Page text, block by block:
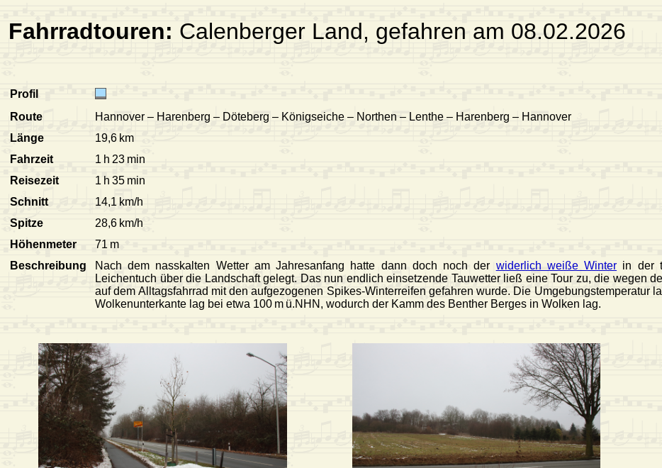
Fahrradtouren: Calenberger Land, gefahren am 08.02.2026
Profil
Route
Hannover – Harenberg – Döteberg – Königseiche – Northen – Lenthe – Harenberg – Hannover
Länge
19,6 km
Fahrzeit
1 h 23 min
Reisezeit
1 h 35 min
Schnitt
14,1 km/h
Spitze
28,6 km/h
Höhenmeter
71 m
Beschreibung
Nach dem nasskalten Wetter am Jahresanfang hatte dann doch noch der widerlich weiße Winter in der
Leichentuch über die Landschaft gelegt. Das nun endlich einsetzende Tauwetter ließ eine Tour zu, die wegen
auf dem Alltagsfahrrad mit den aufgezogenen Spikes-Winterreifen gefahren wurde. Die Umgebungstemperatur
Wolkenunterkante lag bei etwa 100 m ü.NHN, wodurch der Kamm des Benther Berges in Wolken lag.